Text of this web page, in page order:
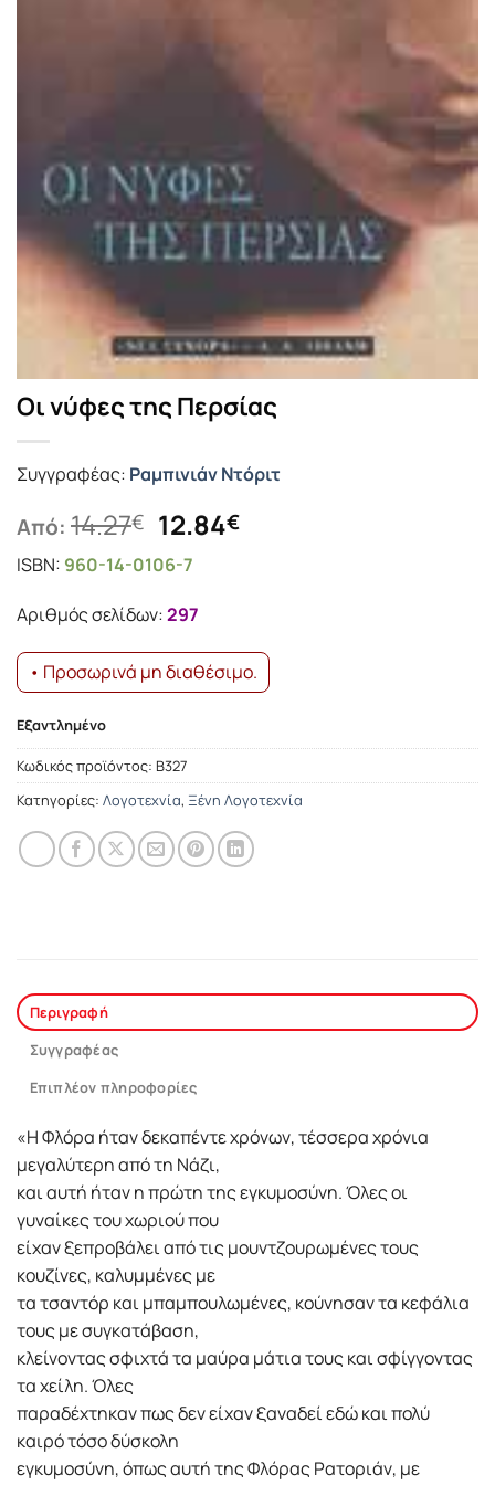
Οι νύφες της Περσίας
Συγγραφέας: Ραμπινιάν Ντόριτ
Από: 14.27€ Original
price
was:
14.27€.
12.84€Η
ISBN: 960-14-0106-7
Αριθμός σελίδων:297
• Προσωρινά μη διαθέσιμο.
Εξαντλημένο
Κωδικός προϊόντος: Β327
Κατηγορίες: Λογοτεχνία, Ξένη Λογοτεχνία
Περιγραφή
Συγγραφέας
Επιπλέον πληροφορίες
«Η Φλόρα ήταν δεκαπέντε χρόνων, τέσσερα χρόνια
μεγαλύτερη από τη Νάζι,
και αυτή ήταν η πρώτη της εγκυμοσύνη. Όλες οι
γυναίκες του χωριού που
είχαν ξεπροβάλει από τις μουντζουρωμένες τους
κουζίνες, καλυμμένες με
τα τσαντόρ και μπαμπουλωμένες, κούνησαν τα κεφάλια
τους με συγκατάβαση,
κλείνοντας σφιχτά τα μαύρα μάτια τους και σφίγγοντας
τα χείλη. Όλες
παραδέχτηκαν πως δεν είχαν ξαναδεί εδώ και πολύ
καιρό τόσο δύσκολη
εγκυμοσύνη, όπως αυτή της Φλόρας Ρατοριάν, με